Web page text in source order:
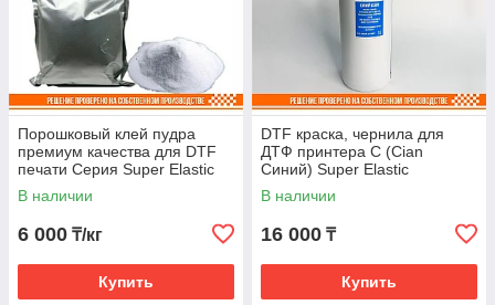
Порошковый клей пудра
премиум качества для DTF
печати Серия Super Elastic
фасовка 1 кг.
В наличии
6 000 ₸/кг
Купить
DTF краска, чернила для
ДТФ принтера С (Cian
Синий) Super Elastic
В наличии
16 000 ₸
Купить